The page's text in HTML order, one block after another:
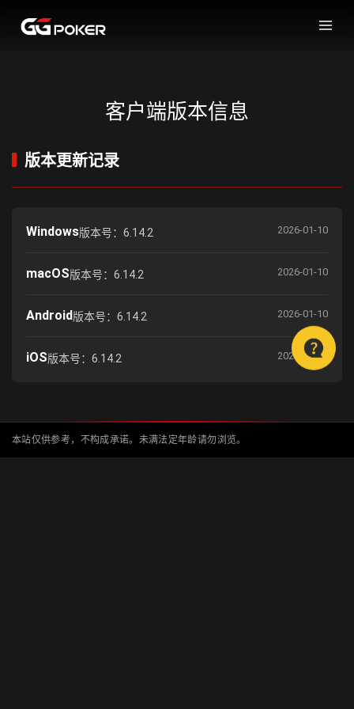
客户端版本信息
版本更新记录
Windows版本号：6.14.2 2026-01-10
macOS版本号：6.14.2 2026-01-10
Android版本号：6.14.2 2026-01-10
iOS版本号：6.14.2 2026-01-10
本站仅供参考，不构成承诺。未满法定年龄请勿浏览。